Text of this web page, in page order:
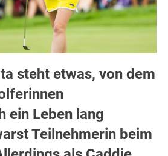
steht etwas, von dem
ein Leben lang
Teilnehmerin beim